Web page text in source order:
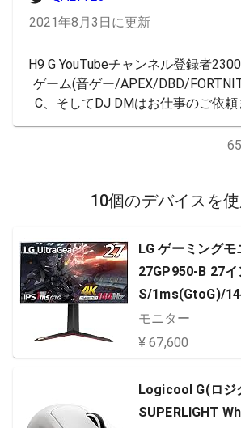
2021年8月3日に更新
H9 G YouTubeチャンネル登録者
ゲーム(音ゲー/APEX/DBD/
C、そしてDJ DMはお仕事のご依
65
10個のデバイスを
LG ゲーミング
27GP950-B 27
S/1ms(GtoG)/
応/G-SYNC
Premium Pro/
0/
高さ調節対応/無
モニター
¥ 67,600
Logicool G(ロジ
SUPERLIGHT